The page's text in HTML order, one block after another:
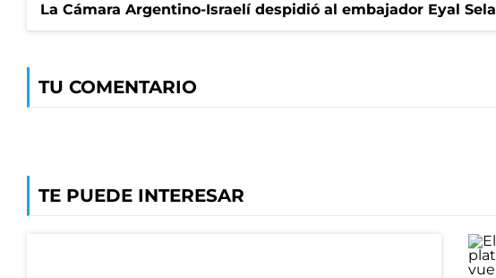
La Cámara Argentino-Israelí despidió al embajador Eyal Sela
TU COMENTARIO
TE PUEDE INTERESAR